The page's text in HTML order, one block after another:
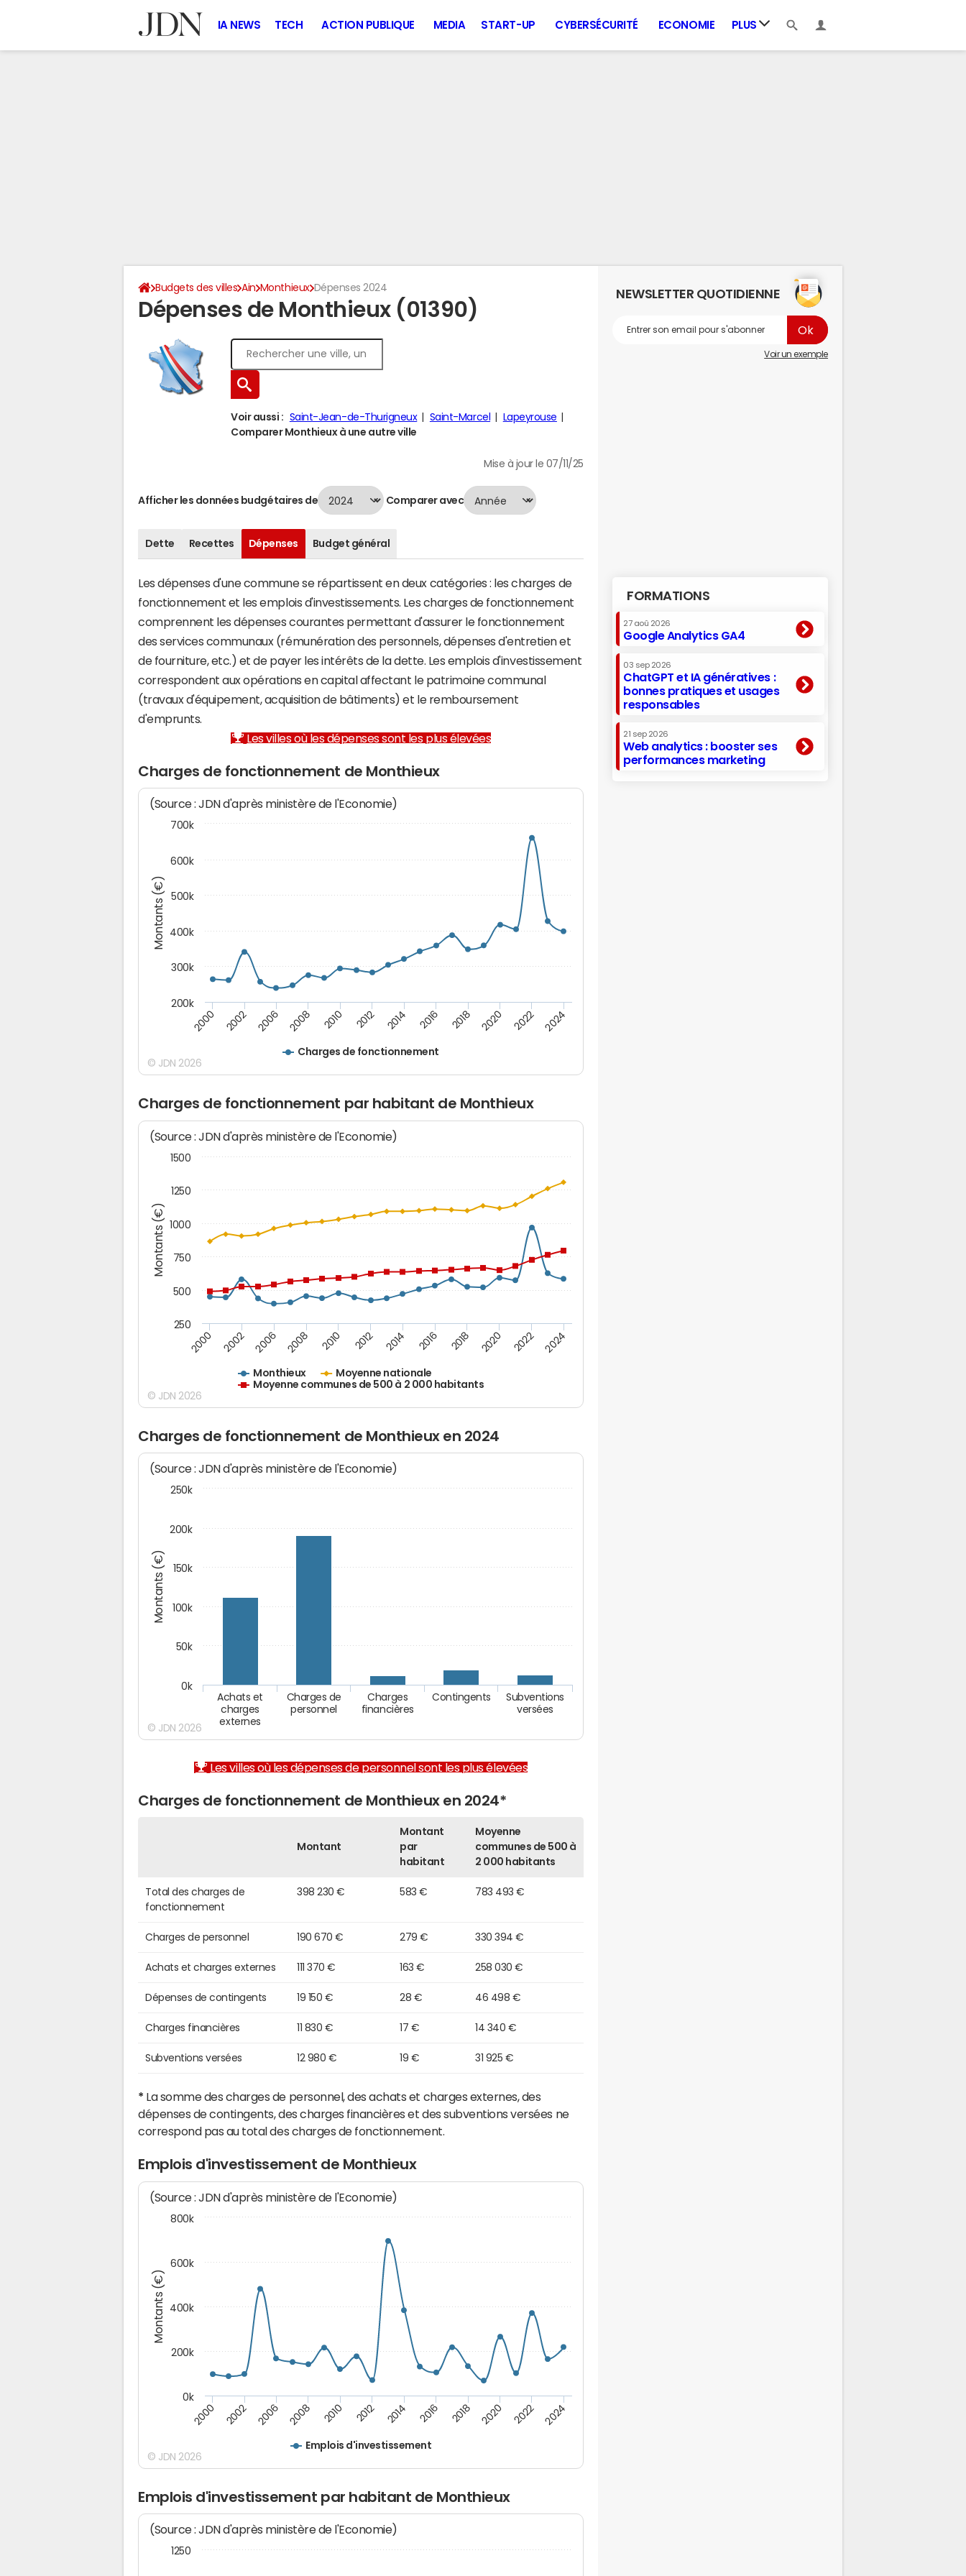
IA NEWS TECH ACTION PUBLIQUE MEDIA START-UP CYBERSÉCURITÉ ECONOMIE PLUS
Budgets des villes Ain Monthieux Dépenses 2024
Dépenses de Monthieux (01390)
Voir aussi : Saint-Jean-de-Thurigneux Saint-Marcel
Lapeyrouse
Comparer Monthieux à une autre ville
Mise à jour le 07/11/25
Afficher les données budgétaires de Comparer avec
Dette Recettes Dépenses Budget général
Les dépenses d'une commune se répartissent en deux catégories : les charges de
fonctionnement et les emplois d'investissements. Les charges de fonctionnement
comprennent les dépenses courantes permettant d'assurer le fonctionnement
des services communaux (rémunération des personnels, dépenses d'entretien et
de fourniture, etc.) et de payer les intérêts de la dette. Les emplois d'investissement
correspondent aux opérations en capital affectant le patrimoine communal
(travaux d'équipement, acquisition de bâtiments) et le remboursement
d'emprunts.
Les villes où les dépenses sont les plus élevées
Charges de fonctionnement de Monthieux
Montants (€)
(Source : JDN d'après ministère de l'Economie)
Charges de fonctionnement
2000 2002 2006 2008 2010 2012 2014 2016 2018 2020 2022 2024
200k
300k
400k
500k
600k
700k
© JDN 2026
Charges de fonctionnement par habitant de Monthieux
Montants (€)
(Source : JDN d'après ministère de l'Economie)
Monthieux
Moyenne nationale
Moyenne communes de 500 à 2 000 habitants
2000 2002 2006 2008 2010 2012 2014 2016 2018 2020 2022 2024
250
500
750
1000
1250
1500
© JDN 2026
Charges de fonctionnement de Monthieux en 2024
Montants (€)
(Source : JDN d'après ministère de l'Economie)
Achats et
charges
externes
Charges de
personnel
Charges
financières
Contingents
Subventions
versées
0k
50k
100k
150k
200k
250k
© JDN 2026
Les villes où les dépenses de personnel sont les plus élevées
Charges de fonctionnement de Monthieux en 2024*
Montant
Montant
par
habitant
Moyenne
communes de 500 à
2 000 habitants
Total des charges de
fonctionnement
398 230 € 583 € 783 493 €
Charges de personnel 190 670 € 279 € 330 394 €
Achats et charges externes 111 370 € 163 € 258 030 €
Dépenses de contingents 19 150 € 28 € 46 498 €
Charges financières 11 830 € 17 € 14 340 €
Subventions versées 12 980 € 19 € 31 925 €
* La somme des charges de personnel, des achats et charges externes, des
dépenses de contingents, des charges financières et des subventions versées ne
correspond pas au total des charges de fonctionnement.
Emplois d'investissement de Monthieux
Montants (€)
(Source : JDN d'après ministère de l'Economie)
Emplois d'investissement
2000 2002 2006 2008 2010 2012 2014 2016 2018 2020 2022 2024
0k
200k
400k
600k
800k
© JDN 2026
Emplois d'investissement par habitant de Monthieux
(Source : JDN d'après ministère de l'Economie)
1250
NEWSLETTER QUOTIDIENNE
Voir un exemple
FORMATIONS
27 aoû 2026
Google Analytics GA4
03 sep 2026
ChatGPT et IA génératives :
bonnes pratiques et usages
responsables
21 sep 2026
Web analytics : booster ses
performances marketing